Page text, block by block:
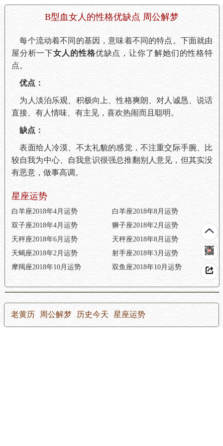
B型血女人的性格优缺点 周公解梦
每个流动着不同的基因，意味着不同的特点。下面就由
屋分析一下女人的性格优缺点 ，让你了解她们的性格特
点。
优点：
为人淡泊乐观、积极向上、性格爽朗、对人诚恳、说话
直接、有人情味、有主见，喜欢热闹而且聪明。
缺点：
表面给人冷漠、不太礼貌的感觉，不注重交际手腕、比
较自我为中心、自我意识很强总推翻别人意见，但其实没
有恶意，做事高调。
星座运势
白羊座2018年4月运势
白羊座2018年8月运势
双子座2018年4月运势
狮子座2018年2月运势
天秤座2018年6月运势
天秤座2018年8月运势
天蝎座2018年2月运势
射手座2018年3月运势
摩羯座2018年10月运势
双鱼座2018年10月运势
老黄历 周公解梦 历史今天 星座运势